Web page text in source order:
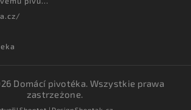
Domácí pivotéka. Wszystkie prawa
zastrzeżone.